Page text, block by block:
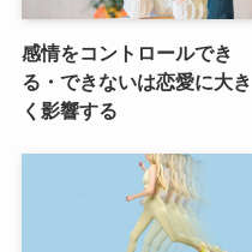
感情をコントロールでき
る・できないは恋愛に大き
く影響する